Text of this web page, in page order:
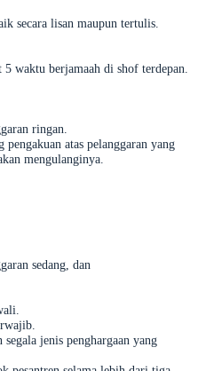
secara lisan maupun tertulis.
5 waktu berjamaah di shof terdepan.
ringan.
atas pelanggaran yang
mengulanginya.
sedang, dan
segala jenis penghargaan yang